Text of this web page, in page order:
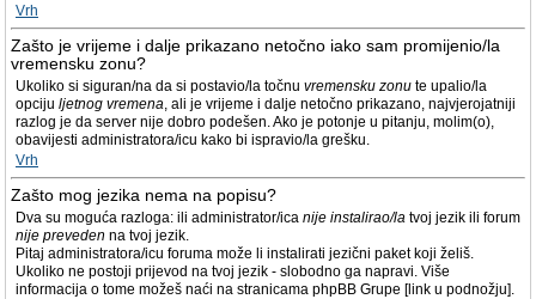
Vrh
Zašto je vrijeme i dalje prikazano netočno iako sam promijenio/la
vremensku zonu?
Ukoliko si siguran/na da si postavio/la točnu vremensku zonu te upalio/la
opciju ljetnog vremena, ali je vrijeme i dalje netočno prikazano, najvjerojatniji
razlog je da server nije dobro podešen. Ako je potonje u pitanju, molim(o),
obavijesti administratora/icu kako bi ispravio/la grešku.
Vrh
Zašto mog jezika nema na popisu?
Dva su moguća razloga: ili administrator/ica nije instalirao/la tvoj jezik ili forum
nije preveden na tvoj jezik.
Pitaj administratora/icu foruma može li instalirati jezični paket koji želiš.
Ukoliko ne postoji prijevod na tvoj jezik - slobodno ga napravi. Više
informacija o tome možeš naći na stranicama phpBB Grupe [link u podnožju].